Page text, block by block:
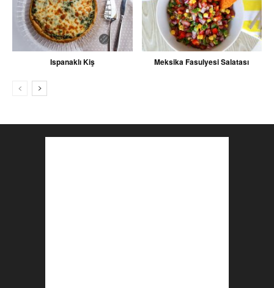
Ispanaklı Kiş Meksika Fasulyesi Salatası